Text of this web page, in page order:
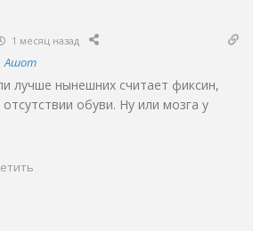
1 месяц назад
Ашот
лучше нынешних считает фиксин,
обуви. Ну или мозга у